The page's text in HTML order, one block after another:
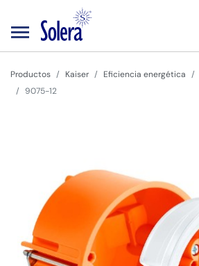
Productos Kaiser Eficiencia energética
9075-12